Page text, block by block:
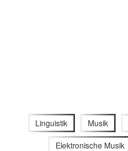
Linguistik Musik
Elektronische Musik